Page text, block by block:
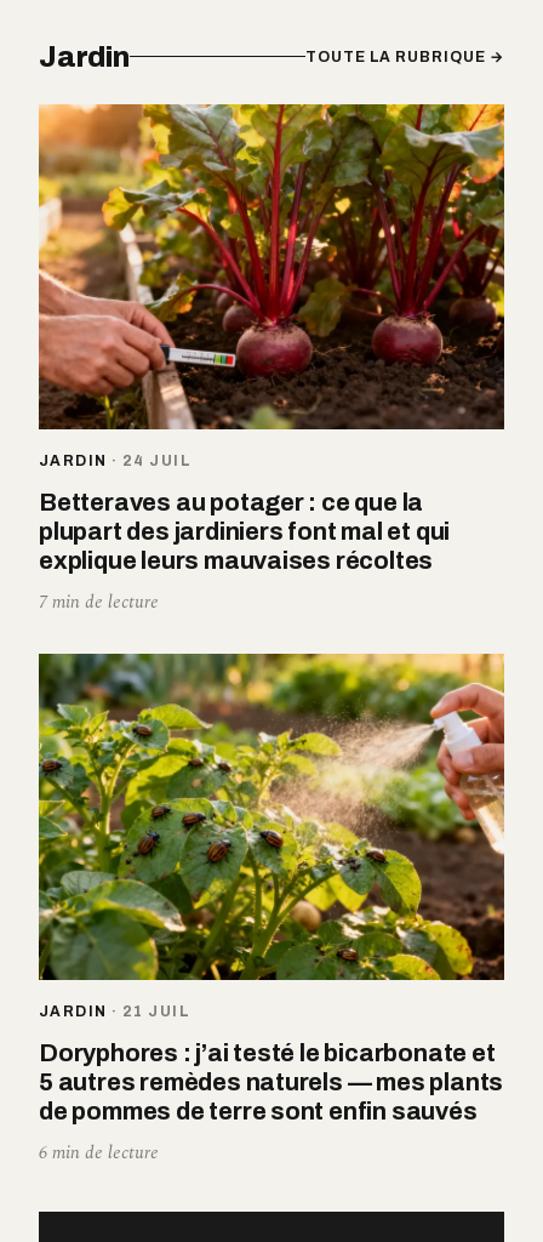
Jardin TOUTE LA RUBRIQUE →
JARDIN · 24 JUIL
Betteraves au potager : ce que la
plupart des jardiniers font mal et qui
explique leurs mauvaises récoltes
7 min de lecture
JARDIN · 21 JUIL
Doryphores : j’ai testé le bicarbonate et
5 autres remèdes naturels — mes plants
de pommes de terre sont enfin sauvés
6 min de lecture